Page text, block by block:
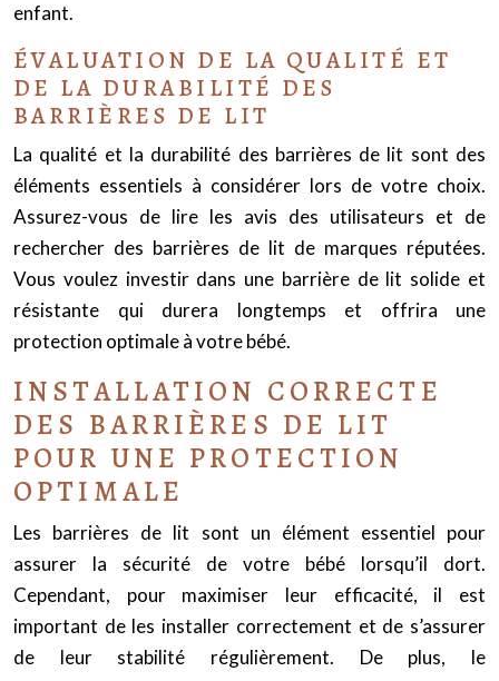
enfant.
ÉVALUATION DE LA QUALITÉ ET
DE LA DURABILITÉ DES
BARRIÈRES DE LIT
La qualité et la durabilité des barrières de lit sont des
éléments essentiels à considérer lors de votre choix.
Assurez-vous de lire les avis des utilisateurs et de
rechercher des barrières de lit de marques réputées.
Vous voulez investir dans une barrière de lit solide et
résistante qui durera longtemps et offrira une
protection optimale à votre bébé.
INSTALLATION CORRECTE
DES BARRIÈRES DE LIT
POUR UNE PROTECTION
OPTIMALE
Les barrières de lit sont un élément essentiel pour
assurer la sécurité de votre bébé lorsqu’il dort.
Cependant, pour maximiser leur efficacité, il est
important de les installer correctement et de s’assurer
de leur stabilité régulièrement. De plus, le